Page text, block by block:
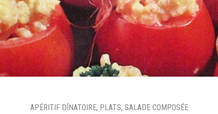
APÉRITIF DÎNATOIRE, PLATS,SALADE COMPOSÉE